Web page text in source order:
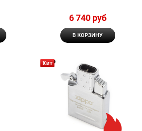
6 740 руб
В КОРЗИНУ
Хит